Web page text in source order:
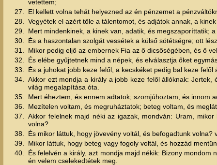
vetettem;
27.
El kellett volna tehát helyezned az én pénzemet a
28.
Vegyétek el azért tőle a tálentomot, és adjátok annak, a
29.
Mert mindenkinek, a kinek van, adatik, és megszaporíttatik;
30.
És a haszontalan szolgát vessétek a külső sötétségre; ott
31.
Mikor pedig eljő az embernek Fia az ő dicsőségében, és ő
32.
És elébe gyűjtetnek mind a népek, és elválasztja őket
33.
És a juhokat jobb keze felől, a kecskéket pedig bal keze felől
34.
Akkor ezt mondja a király a jobb keze felől állóknak:
világ megalapítása óta.
35.
Mert éheztem, és ennem adtatok; szomjúhoztam, és innom
36.
Mezítelen voltam, és megruháztatok; beteg voltam, és
37.
Akkor felelnek majd néki az igazak, mondván: Uram,
volna?
38.
És mikor láttuk, hogy jövevény voltál, és befogadtunk
39.
Mikor láttuk, hogy beteg vagy fogoly voltál, és hozzád
40.
És felelvén a király, azt mondja majd nékik: Bizony
én velem cselekedtétek meg.